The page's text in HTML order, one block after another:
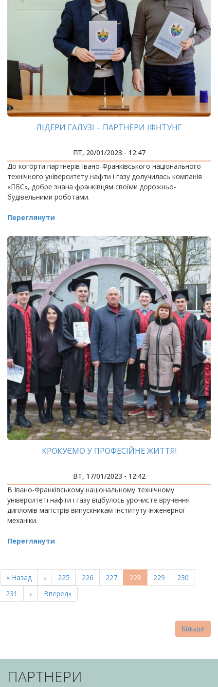
ЛІДЕРИ ГАЛУЗІ – ПАРТНЕРИ ІФНТУНГ
ПТ, 20/01/2023 - 12:47
До когорти партнерів Івано-Франківського національного
технічного університету нафти і газу долучилась компанія
«ПБС», добре знана франківцям своїми дорожньо-
будівельними роботами.
Переглянути
КРОКУЄМО У ПРОФЕСІЙНЕ ЖИТТЯ!
ВТ, 17/01/2023 - 12:42
В Івано-Франківському національному технічному
університеті нафти і газу відбулось урочисте вручення
дипломів магістрів випускникам Інституту інженерної
механіки.
Переглянути
НА
СТОРІНКИ
Перша
сторінка
« Назад
Попередня
сторінка
‹ Page
225 Page
226 Page
227
Поточна
сторінка
228 Page
229 Page
230
Page
231
Наступна
сторінка
›
Остання
сторінка
Вперед»
Більше
ПАРТНЕРИ